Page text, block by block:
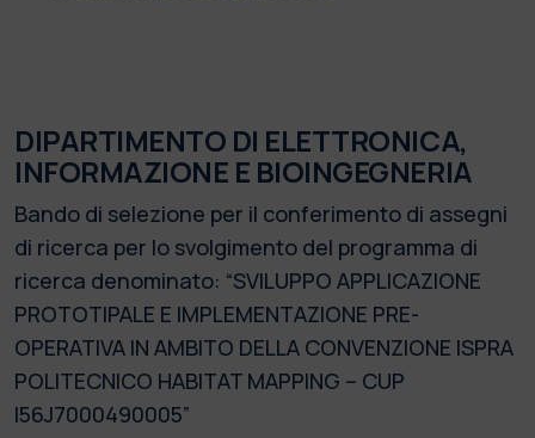
DIPARTIMENTO DI ELETTRONICA,
INFORMAZIONE E BIOINGEGNERIA
Bando di selezione per il conferimento di assegni
di ricerca per lo svolgimento del programma di
ricerca denominato: “SVILUPPO APPLICAZIONE
PROTOTIPALE E IMPLEMENTAZIONE PRE-
OPERATIVA IN AMBITO DELLA CONVENZIONE ISPRA
POLITECNICO HABITAT MAPPING – CUP
I56J7000490005”